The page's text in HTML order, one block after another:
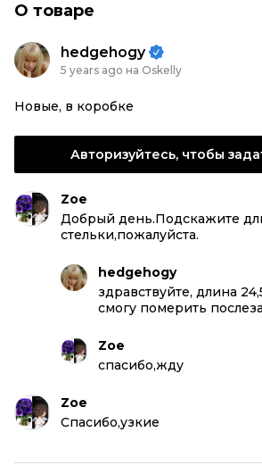
О товаре
hedgehogy
5 years ago на Oskelly
Новые, в коробке
Авторизуйтесь, чтобы
Zoe
Добрый день.Подскажите
стельки,пожалуйста.
hedgehogy
здравствуйте, длина
смогу померить
Zoe
спасибо,жду
Zoe
Спасибо,узкие